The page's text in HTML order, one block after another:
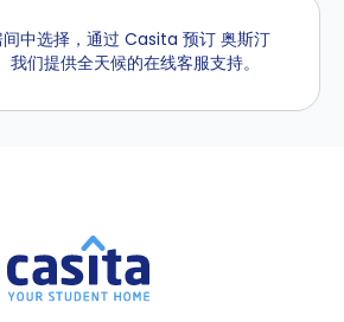
中选择，通过 Casita 预订 奥斯汀
我们提供全天候的在线客服支持。